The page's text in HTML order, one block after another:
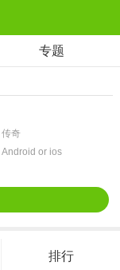
专题
奇
Android or ios
排行